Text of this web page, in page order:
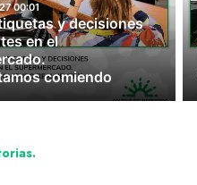
y decisiones
en el
comiendo
00:01